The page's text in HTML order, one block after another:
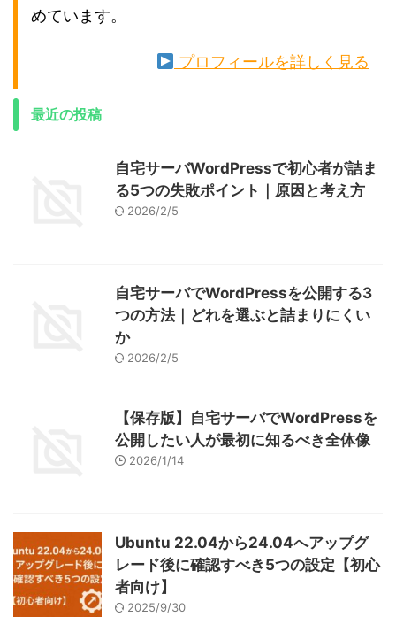
めています。
プロフィールを詳しく見る
最近の投稿
自宅サーバWordPressで初心者が詰ま
る5つの失敗ポイント｜原因と考え方
2026/2/5
自宅サーバでWordPressを公開する3
つの方法｜どれを選ぶと詰まりにくい
か
2026/2/5
【保存版】自宅サーバでWordPressを
公開したい人が最初に知るべき全体像
2026/1/14
Ubuntu 22.04から24.04へアップグ
レード後に確認すべき5つの設定【初心
者向け】
2025/9/30